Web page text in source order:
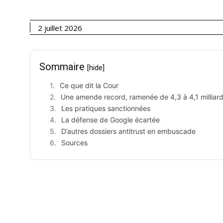
2 juillet 2026
Sommaire [hide]
Ce que dit la Cour
Une amende record, ramenée de 4,3 à 4,1
Les pratiques sanctionnées
La défense de Google écartée
D’autres dossiers antitrust en embuscade
Sources